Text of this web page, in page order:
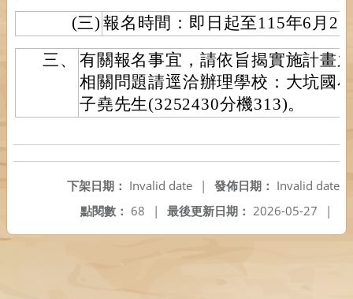
(三) 報名時間：即日起至115年6月25
三、
有關報名事宜，請依旨揭實施計畫
相關問題請逕洽辦理學校：大坑國
子堯先生(3252430分機313)。
發佈日期： Invalid date
下架日期： Invalid date
|
最後更新日期： 2026-05-27 |
點閱數： 68 |